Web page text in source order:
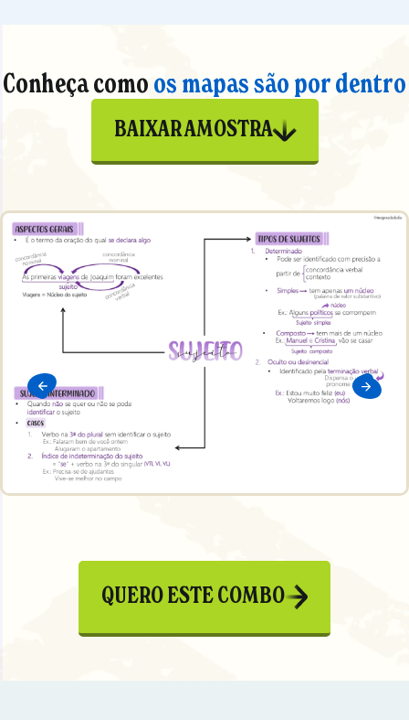
Conheça como os mapas são por dentro
BAIXAR AMOSTRA
QUERO ESTE COMBO